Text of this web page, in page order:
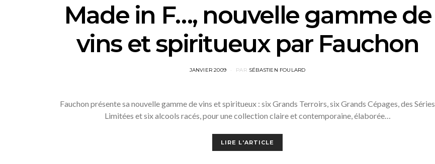
Made in F…, nouvelle gamme de
vins et spiritueux par Fauchon
POSTED
JANVIER 2009 PAR SÉBASTIEN FOULARD
Fauchon présente sa nouvelle gamme de vins et spiritueux : six Grands Terroirs, six Grands Cépages, des Séries
Limitées et six alcools racés, pour une collection claire et contemporaine, élaborée…
LIRE L'ARTICLE